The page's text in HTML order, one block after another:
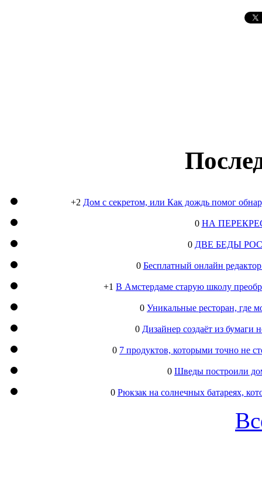
+2 Дом с секретом, или Как дождь помог
0 НА
0 ДВЕ БЕДЫ
0 Бесплатный онлайн
+1 В Амстердаме старую школу
0 Уникальные ресторан, где
0 Дизайнер создаёт из
0 7 продуктов, которыми точно не
0 Шведы построили
0 Рюкзак на солнечных батареях,